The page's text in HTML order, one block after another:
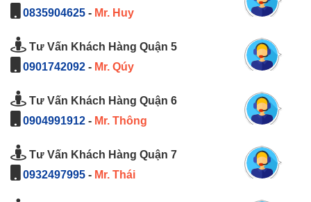
0835904625 - Mr. Huy
Tư Vấn Khách Hàng Quận 5
0901742092 - Mr. Qúy
Tư Vấn Khách Hàng Quận 6
0904991912 - Mr. Thông
Tư Vấn Khách Hàng Quận 7
0932497995 - Mr. Thái